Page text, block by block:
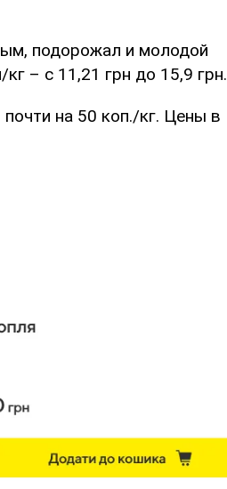
подорожал и молодой
– с 11,21 грн до 15,9 грн.
на 50 коп./кг. Цены в